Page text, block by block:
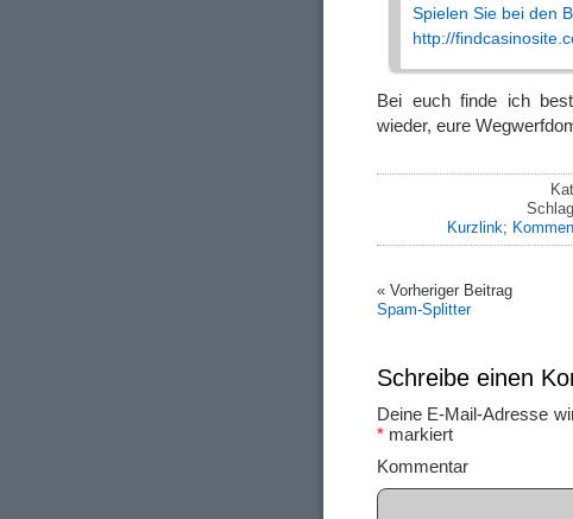
Spielen Sie bei den
http://
Bei euch finde ich
wieder, eure
Kurzlink;
« Vorheriger Beitrag
Spam-Splitter
Schreibe einen
Deine E-Mail-Adresse
* markiert